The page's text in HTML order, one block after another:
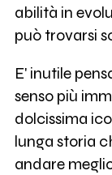
abilità in
può trovarsi
E' inutile
senso più
dolcissima
lunga storia
andare